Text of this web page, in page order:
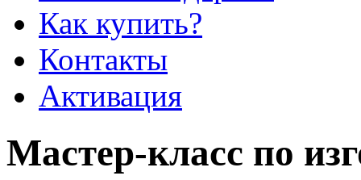
Как купить?
Контакты
Активация
Мастер-класс по